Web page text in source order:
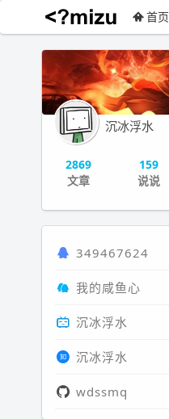
沉冰浮水 首页
沉冰浮水
2869
文章
159
说说
349467624
我的咸鱼心
沉冰浮水
沉冰浮水
wdssmq